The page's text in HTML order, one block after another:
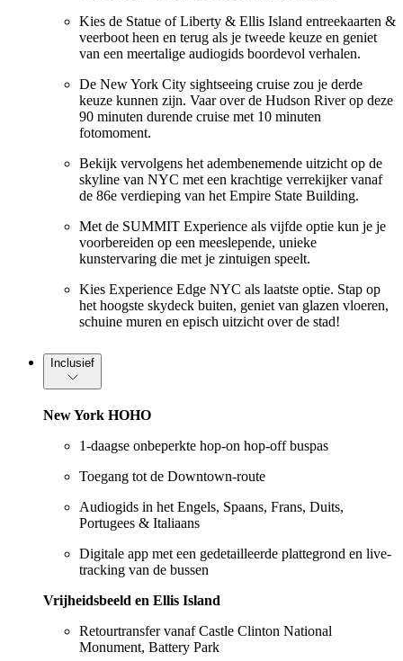
Kies de Statue of Liberty & Ellis Island entreekaarten &
veerboot heen en terug als je tweede keuze en geniet
van een meertalige audiogids boordevol verhalen.
De New York City sightseeing cruise zou je derde
keuze kunnen zijn. Vaar over de Hudson River op deze
90 minuten durende cruise met 10 minuten
fotomoment.
Bekijk vervolgens het adembenemende uitzicht op de
skyline van NYC met een krachtige verrekijker vanaf
de 86e verdieping van het Empire State Building.
Met de SUMMIT Experience als vijfde optie kun je je
voorbereiden op een meeslepende, unieke
kunstervaring die met je zintuigen speelt.
Kies Experience Edge NYC als laatste optie. Stap op
het hoogste skydeck buiten, geniet van glazen vloeren,
schuine muren en episch uitzicht over de stad!
Inclusief
New York HOHO
1-daagse onbeperkte hop-on hop-off buspas
Toegang tot de Downtown-route
Audiogids in het Engels, Spaans, Frans, Duits,
Portugees & Italiaans
Digitale app met een gedetailleerde plattegrond en live-
tracking van de bussen
Vrijheidsbeeld en Ellis Island
Retourtransfer vanaf Castle Clinton National
Monument, Battery Park